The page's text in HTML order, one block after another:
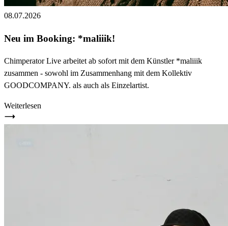
08.07.2026
Neu im Booking: *maliiik!
Chimperator Live arbeitet ab sofort mit dem Künstler *maliiik
zusammen - sowohl im Zusammenhang mit dem Kollektiv
GOODCOMPANY. als auch als Einzelartist.
Weiterlesen